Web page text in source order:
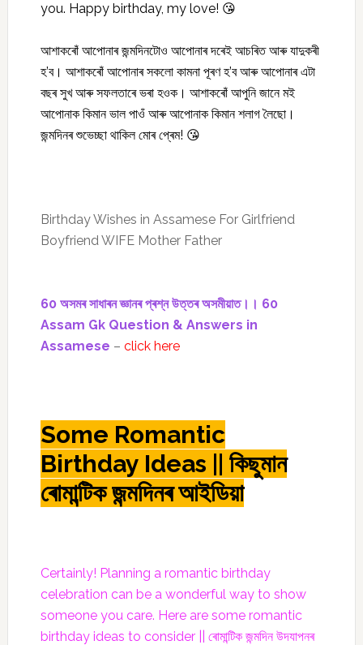
you. Happy birthday, my love! 😘
আশাকৰোঁ আপোনাৰ জন্মদিনটোও আপোনাৰ দৰেই আচৰিত আৰু যাদুকৰী
হ’ব। আশাকৰোঁ আপোনাৰ সকলো কামনা পূৰণ হ’ব আৰু আপোনাৰ এটা
বছৰ সুখ আৰু সফলতাৰে ভৰা হওক। আশাকৰোঁ আপুনি জানে মই
আপোনাক কিমান ভাল পাওঁ আৰু আপোনাক কিমান শলাগ লৈছো।
জন্মদিনৰ শুভেচ্ছা থাকিল মোৰ প্ৰেম! 😘
Birthday Wishes in Assamese For Girlfriend
Boyfriend WIFE Mother Father
60 অসমৰ সাধাৰন জ্ঞানৰ প্ৰশ্ন উত্তৰ অসমীয়াত।। 60
Assam Gk Question & Answers in
Assamese – click here
Some Romantic
Birthday Ideas || কিছুমান
ৰোমান্টিক জন্মদিনৰ আইডিয়া
Certainly! Planning a romantic birthday
celebration can be a wonderful way to show
someone you care. Here are some romantic
birthday ideas to consider || ৰোমান্টিক জন্মদিন উদযাপনৰ